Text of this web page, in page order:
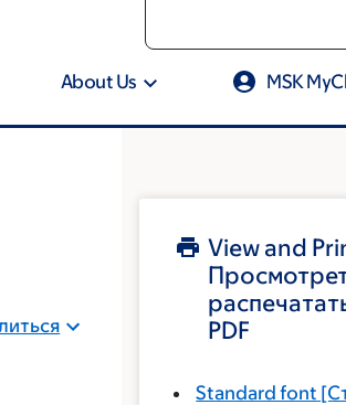
About Us MSK
View and
PDF
Standard font